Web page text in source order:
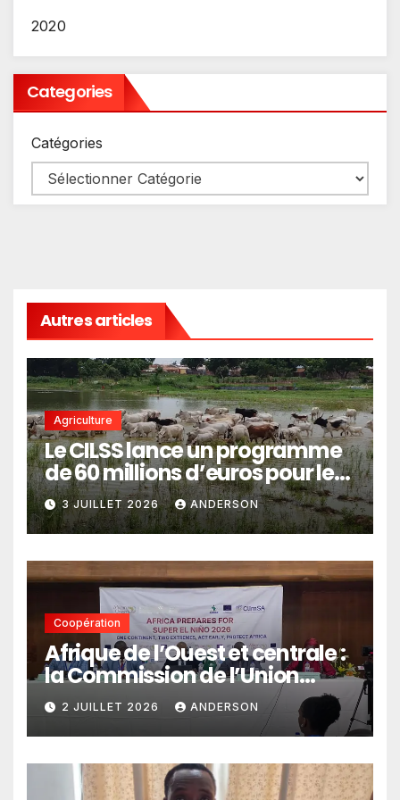
2020
Categories
Catégories
Autres articles
Agriculture
Le CILSS lance un programme
de 60 millions d’euros pour le
pastoralisme
3 JUILLET 2026 ANDERSON
Coopération
Afrique de l’Ouest et centrale :
la Commission de l’Union
africaine veut renforcer
l’intégration des services
climatiques dans les
politiques publiques
2 JUILLET 2026 ANDERSON